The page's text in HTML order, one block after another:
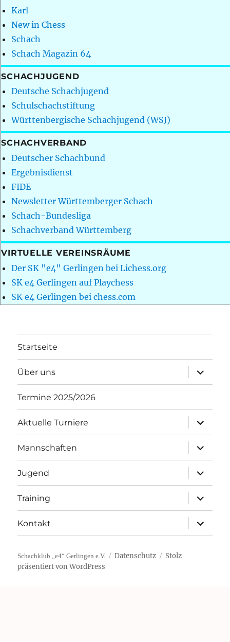
Karl
New in Chess
Schach
Schach Magazin 64
SCHACHJUGEND
Deutsche Schachjugend
Schulschachstiftung
Württenbergische Schachjugend (WSJ)
SCHACHVERBAND
Deutscher Schachbund
Ergebnisdienst
FIDE
Newsletter Württemberger Schach
Schach-Bundesliga
Schachverband Württemberg
VIRTUELLE VEREINSRÄUME
Der SK "e4" Gerlingen bei Lichess.org
SK e4 Gerlingen auf Playchess
SK e4 Gerlingen bei chess.com
Startseite
Über uns
öffnen
Termine 2025/2026
Aktuelle Turniere
öffnen
Mannschaften
öffnen
Jugend
öffnen
Training
öffnen
Kontakt
öffnen
Schachklub „e4“ Gerlingen e.V. Datenschutz
Stolz
präsentiert von WordPress